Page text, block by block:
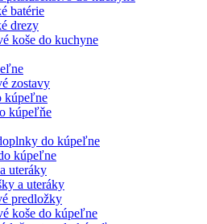
batérie
drezy
koše do kuchyne
zostavy
kúpeľne
kúpeľňe
do kúpeľne
kúpeľne
uteráky
a uteráky
predložky
koše do kúpeľne